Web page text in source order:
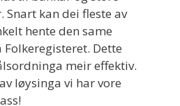
kan dei fleste av
hente den same
Dette
meir effektiv.
løysinga vi har vore